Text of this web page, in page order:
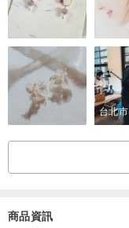
產地台灣 設計台灣
台北市
商品資訊